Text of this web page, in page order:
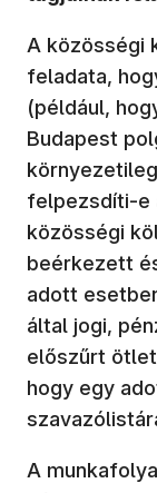
A közösségi
feladata,
(például,
Budapest
felpezsdíti-e
közösségi
beérkezett
adott
által jogi,
előszűrt
hogy egy
A